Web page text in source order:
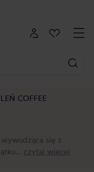
LEŃ COFFEE
się z
czytaj więcej